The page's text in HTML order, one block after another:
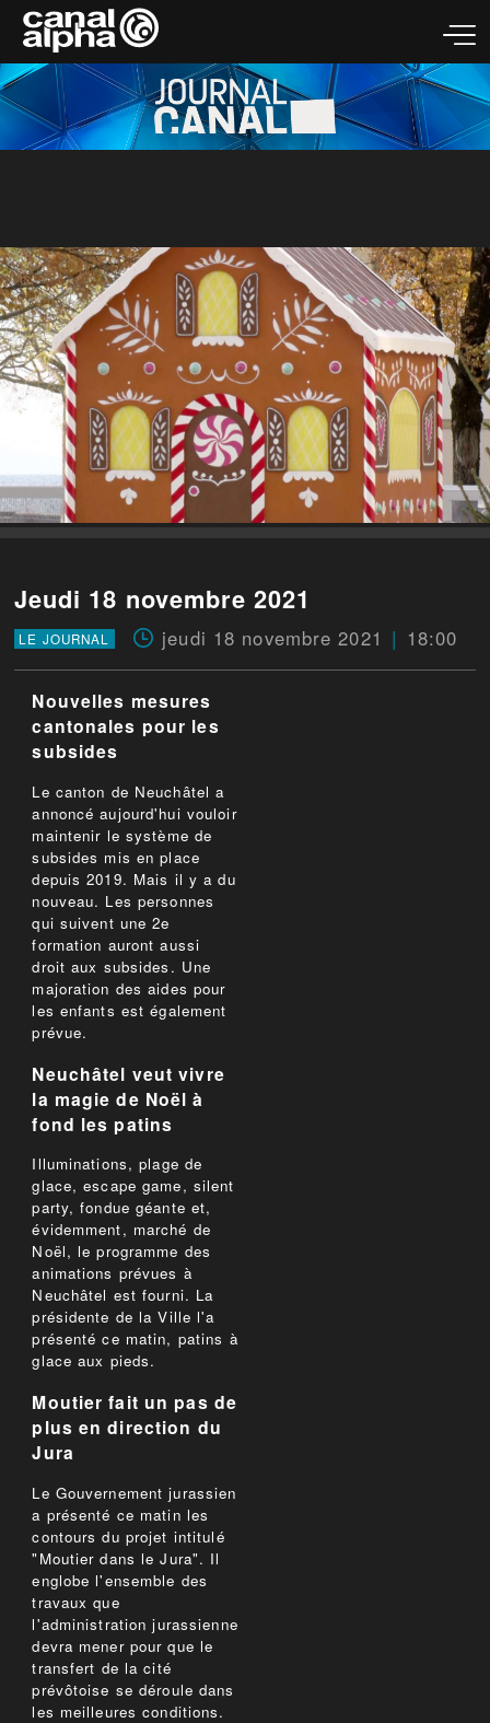
Jeudi 18 novembre 2021
LE JOURNAL jeudi 18 novembre 2021 18:00
Nouvelles mesures
cantonales pour les
subsides
Le canton de Neuchâtel a
annoncé aujourd'hui vouloir
maintenir le système de
subsides mis en place
depuis 2019. Mais il y a du
nouveau. Les personnes
qui suivent une 2e
formation auront aussi
droit aux subsides. Une
majoration des aides pour
les enfants est également
prévue.
Neuchâtel veut vivre
la magie de Noël à
fond les patins
Illuminations, plage de
glace, escape game, silent
party, fondue géante et,
évidemment, marché de
Noël, le programme des
animations prévues à
Neuchâtel est fourni. La
présidente de la Ville l'a
présenté ce matin, patins à
glace aux pieds.
Moutier fait un pas de
plus en direction du
Jura
Le Gouvernement jurassien
a présenté ce matin les
contours du projet intitulé
"Moutier dans le Jura". Il
englobe l'ensemble des
travaux que
l'administration jurassienne
devra mener pour que le
transfert de la cité
prévôtoise se déroule dans
les meilleures conditions.